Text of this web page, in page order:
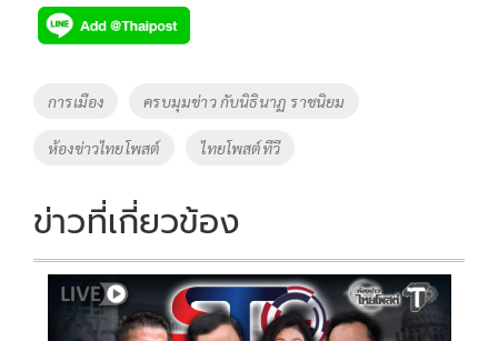
e
b
o
o
k
tt
er
p
y
Li
Tags
การเมือง ครบมุมข่าว กับนิธินาฏ ราชนิยม
ห้องข่าวไทยโพสต์ ไทยโพสต์ทีวี
ข่าวที่เกี่ยวข้อง